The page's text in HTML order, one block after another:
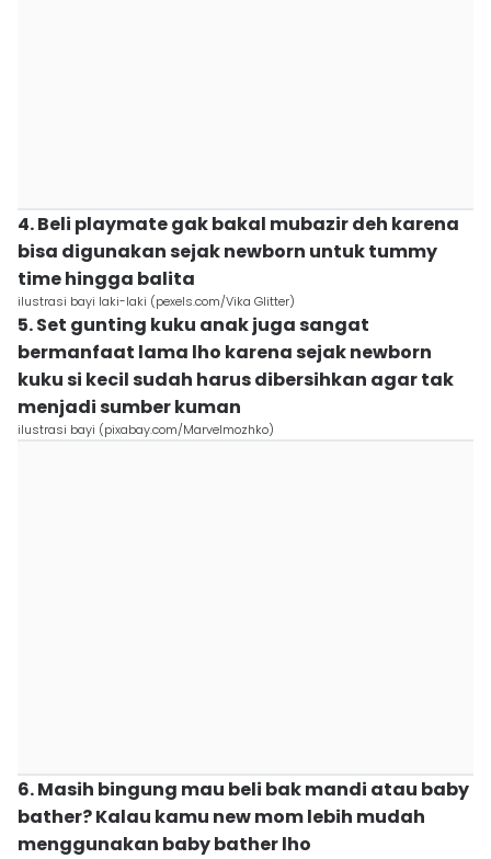
4. Beli playmate gak bakal mubazir deh karena
bisa digunakan sejak newborn untuk tummy
time hingga balita
ilustrasi bayi laki-laki (pexels.com/Vika Glitter)
5. Set gunting kuku anak juga sangat
bermanfaat lama lho karena sejak newborn
kuku si kecil sudah harus dibersihkan agar tak
menjadi sumber kuman
ilustrasi bayi (pixabay.com/Marvelmozhko)
6. Masih bingung mau beli bak mandi atau baby
bather? Kalau kamu new mom lebih mudah
menggunakan baby bather lho